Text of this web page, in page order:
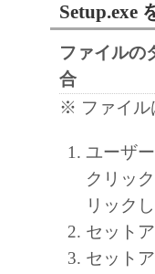
2.
You shall
permitted
loan,
language,
engineer
to do so.
3.
Setup.exe
ファイルの
合
※ ファイル
ユーザ
クリッ
リック
セット
セット